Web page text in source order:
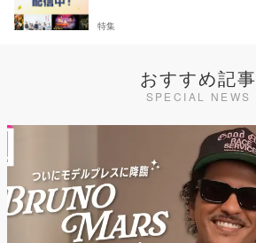
特集
おすすめ記事
SPECIAL NEWS